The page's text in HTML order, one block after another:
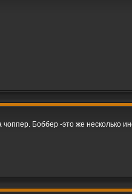
Боббер -это же несколько